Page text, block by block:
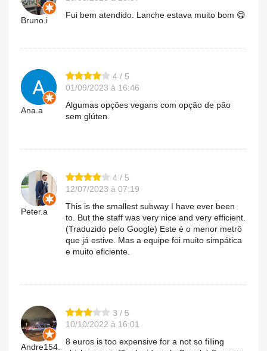
Bruno.i
Fui bem atendido. Lanche estava muito bom 😋
Ana.a
4 / 5
01/09/2023 à 16:46
Algumas opções vegans com opção de pão
sem glúten.
Peter.a
4 / 5
12/07/2023 à 07:19
This is the smallest subway I have ever been
to. But the staff was very nice and very efficient.
(Traduzido pelo Google) Este é o menor metrô
que já estive. Mas a equipe foi muito simpática
e muito eficiente.
Andre154.
3 / 5
10/10/2022 à 16:01
8 euros is too expensive for a not so filling